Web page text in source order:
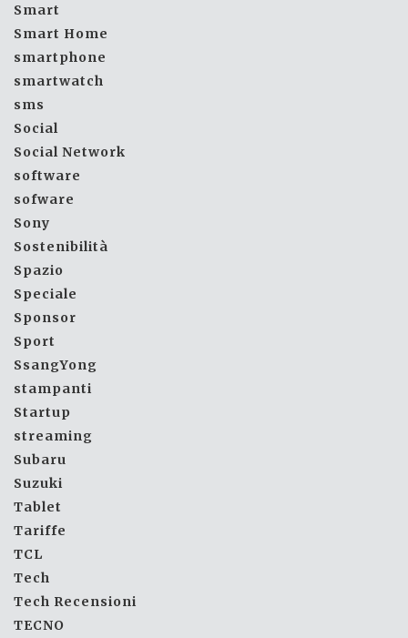
Smart
Smart Home
smartphone
smartwatch
sms
Social
Social Network
software
sofware
Sony
Sostenibilità
Spazio
Speciale
Sponsor
Sport
SsangYong
stampanti
Startup
streaming
Subaru
Suzuki
Tablet
Tariffe
TCL
Tech
Tech Recensioni
TECNO